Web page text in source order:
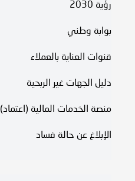
رؤية 2030
بوابة وطني
قنوات العناية بالعملاء
دليل الجهات غير الربحية
منصة الخدمات المالية (اعتماد)
الإبلاغ عن حالة فساد